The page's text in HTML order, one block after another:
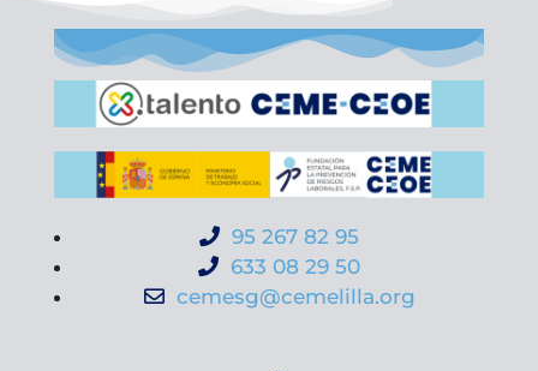
95 267 82 95
633 08 29 50
cemesg@cemelilla.org